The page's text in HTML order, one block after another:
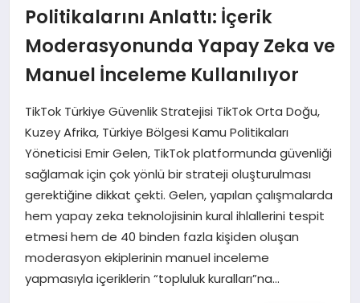
TEKNOLOJI
YAŞAM
Politikalarını Anlattı: İçerik
Moderasyonunda Yapay Zeka ve
Manuel İnceleme Kullanılıyor
TikTok Türkiye Güvenlik Stratejisi TikTok Orta Doğu,
Kuzey Afrika, Türkiye Bölgesi Kamu Politikaları
Yöneticisi Emir Gelen, TikTok platformunda güvenliği
sağlamak için çok yönlü bir strateji oluşturulması
gerektiğine dikkat çekti. Gelen, yapılan çalışmalarda
hem yapay zeka teknolojisinin kural ihlallerini tespit
etmesi hem de 40 binden fazla kişiden oluşan
moderasyon ekiplerinin manuel inceleme
yapmasıyla içeriklerin “topluluk kuralları”na…